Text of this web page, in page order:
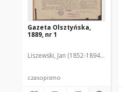
Gazeta Olsztyńska,
1889, nr 1
Liszewski, Jan (1852-1894). Red.
czasopismo